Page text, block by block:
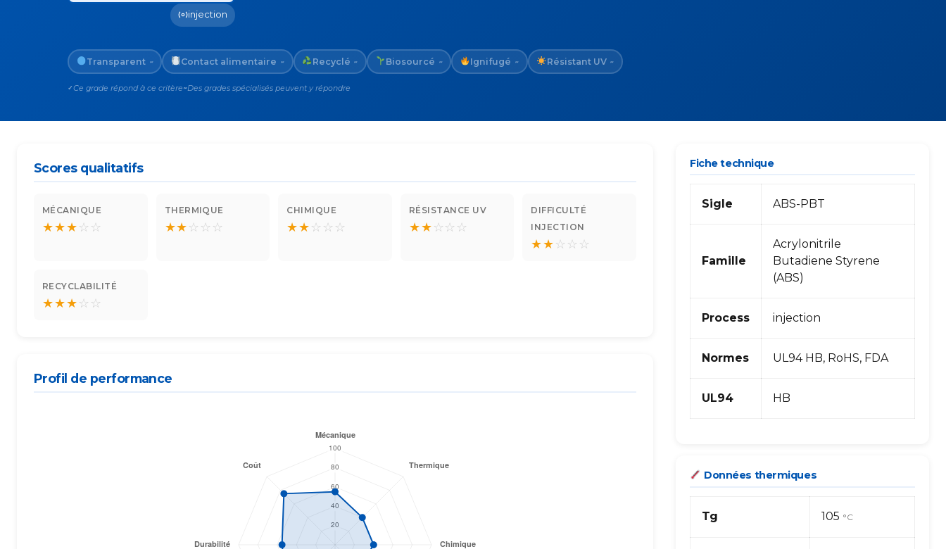
injection
Transparent ~ Contact alimentaire ~ Recyclé ~ Biosourcé ~ Ignifugé ~ Résistant UV ~
✓ Ce grade répond à ce critère ~Des grades spécialisés peuvent y répondre
Scores qualitatifs
MÉCANIQUE
★★★☆ ☆
THERMIQUE
★★☆ ☆ ☆
CHIMIQUE
★★☆ ☆ ☆
RÉSISTANCE UV
★★☆☆ ☆
DIFFICULTÉ
INJECTION
★★☆ ☆ ☆
RECYCLABILITÉ
★★★☆ ☆
Profil de performance
Fiche technique
Sigle ABS-PBT
Famille
Acrylonitrile
Butadiene Styrene
(ABS)
Process injection
Normes UL94 HB, RoHS, FDA
UL94 HB
Données thermiques
Tg 105 °C